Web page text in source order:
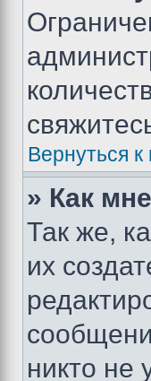
Вернуться к
» Как
Так же,
их
никто не